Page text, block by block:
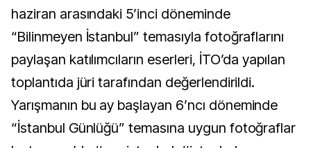
haziran arasındaki 5’inci döneminde
“Bilinmeyen İstanbul” temasıyla fotoğraflarını
paylaşan katılımcıların eserleri, İTO’da yapılan
toplantıda jüri tarafından değerlendirildi.
Yarışmanın bu ay başlayan 6’ncı döneminde
“İstanbul Günlüğü” temasına uygun fotoğraflar